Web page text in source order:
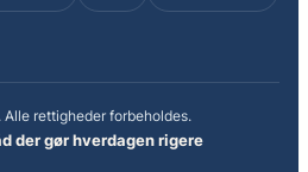
rettigheder forbeholdes.
der gør hverdagen rigere